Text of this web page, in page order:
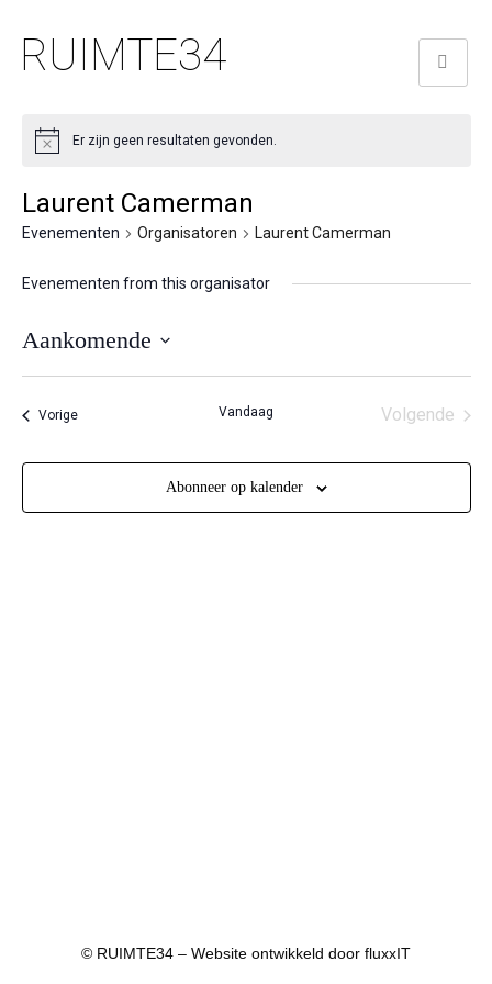
RUIMTE34
Er zijn geen resultaten gevonden.
Laurent Camerman
Evenementen Organisatoren Laurent Camerman
Evenementen from this organisator
Aankomende
Selecteer
datum.
VorigeEvenementen Vandaag
Volgende
Abonneer op kalender
© RUIMTE34 – Website ontwikkeld door fluxxIT